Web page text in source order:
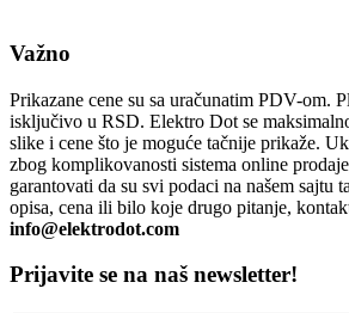
Važno
Prikazane cene su sa uračunatim PDV-om.
isključivo u RSD. Elektro Dot se
slike i cene što je moguće tačnije prikaže.
zbog komplikovanosti sistema online
garantovati da su svi podaci na našem sajtu
opisa, cena ili bilo koje drugo pitanje,
info@elektrodot.com
Prijavite se na naš newsletter!